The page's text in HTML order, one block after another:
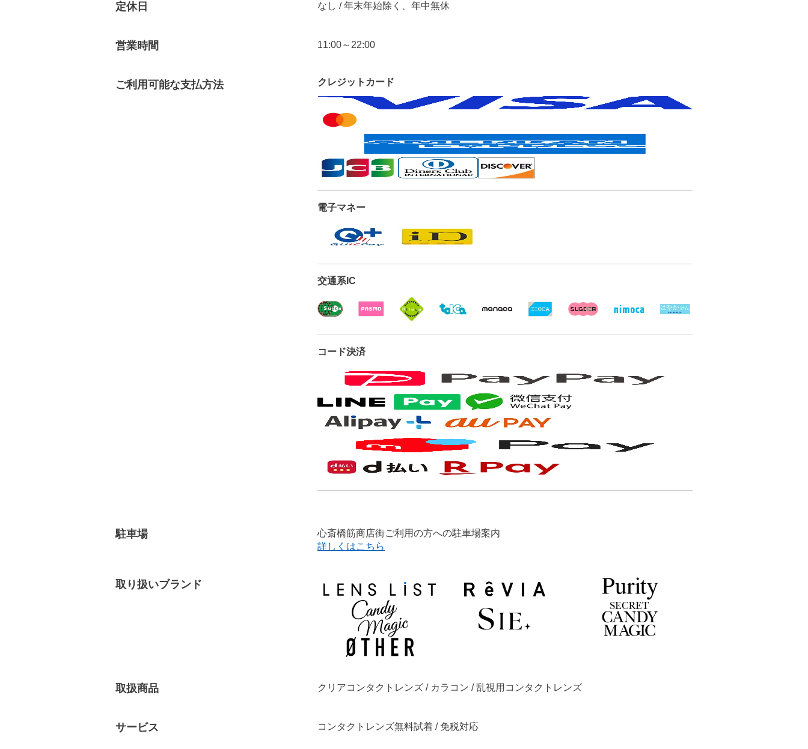
定休日 なし / 年末年始除く、年中無休
営業時間 11:00～22:00
ご利用可能な支払方法 クレジットカード
電子マネー
交通系IC
コード決済
駐車場
心斎橋筋商店街ご利用の方への駐車場案内
詳しくはこちら
取り扱いブランド
取扱商品 クリアコンタクトレンズ / カラコン / 乱視用コンタクトレンズ
サービス コンタクトレンズ無料試着 / 免税対応